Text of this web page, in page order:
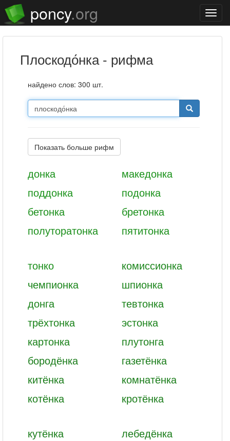
poncy.org
плоскодо́нка - рифма
найдено слов: 300 шт.
Показать больше рифм
донка
македонка
поддонка
подонка
бетонка
бретонка
полуторатонка
пятитонка
тонко
комиссионка
чемпионка
шпионка
донга
тевтонка
трёхтонка
эстонка
картонка
плутонга
бородёнка
газетёнка
китёнка
комнатёнка
котёнка
кротёнка
кутёнка
лебедёнка